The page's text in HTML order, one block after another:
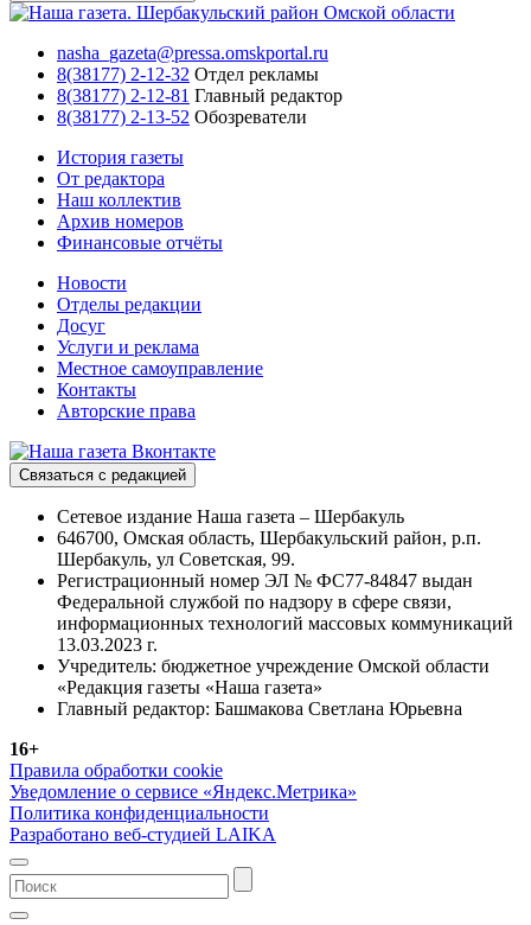
nasha_gazeta@pressa.omskportal.ru
8(38177) 2-12-32 Отдел рекламы
8(38177) 2-12-81 Главный редактор
8(38177) 2-13-52 Обозреватели
История газеты
От редактора
Наш коллектив
Архив номеров
Финансовые отчёты
Новости
Отделы редакции
Досуг
Услуги и реклама
Местное самоуправление
Контакты
Авторские права
Связаться с редакцией
Сетевое издание Наша газета – Шербакуль
646700, Омская область, Шербакульский район, р.п.
Шербакуль, ул Советская, 99.
Регистрационный номер ЭЛ № ФС77-84847 выдан
Федеральной службой по надзору в сфере связи,
информационных технологий массовых коммуникаций
13.03.2023 г.
Учредитель: бюджетное учреждение Омской области
«Редакция газеты «Наша газета»
Главный редактор: Башмакова Светлана Юрьевна
16+
Правила обработки cookie
Уведомление о сервисе «Яндекс.Метрика»
Политика конфиденциальности
Разработано веб-студией LAIKA